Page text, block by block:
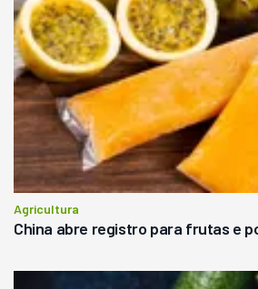
Agricultura
China abre registro para frutas e